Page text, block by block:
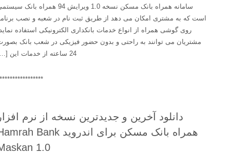
سامانه همراه بانک مسکن نسخه 1.0 ویرایش 94 همراه بانک سیستمی
است که به مشتری امکان می دهد از طریق ثبت نام در شعبه و نصب برنامه
روی گوشی همراه از انواع خدمات بانکداری الکترونیکی استفاده نماید،
مشتریان می توانند به راحتی و بدون حضور فیزیکی در شعب بانک بصورت
******************
دانلود آخرین و جدیدترین نسخه از نرم افزار
همراه بانک مسکن برای اندروید Hamrah Bank
Maskan 1.0